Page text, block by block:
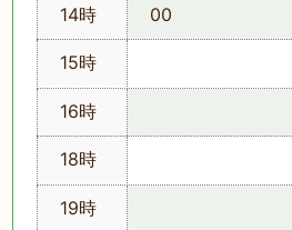
14時 00
15時
16時
18時
19時